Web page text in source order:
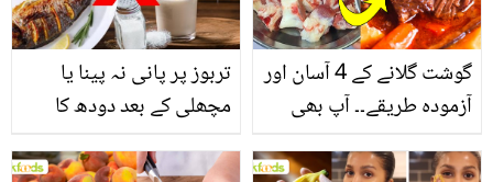
تربوز پر پانی نہ پینا یا
مچھلی کے بعد دودھ کا
سے متعلق غلط فہمیوں کی
گوشت گلانے کے 4 آسان اور
آزمودہ طریقے۔۔ آپ بھی
بتائے راز